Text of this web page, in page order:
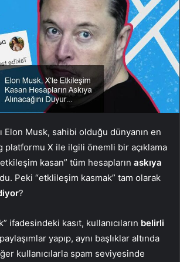
Elon Musk, sahibi olduğu dünyanın en
platformu X ile ilgili önemli bir açıklama
kasan” tüm hesapların askıya
Peki “etklileşim kasmak” tam olarak
?
ifadesindeki kasıt, kullanıcıların belirli
paylaşımlar yapıp, aynı başlıklar altında
kullanıcılarla spam seviyesinde